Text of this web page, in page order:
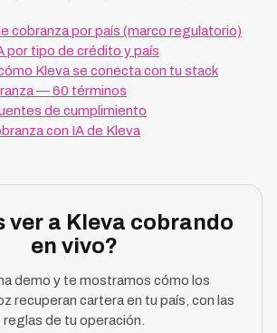
cobranza por país (marco regulatorio)
por tipo de crédito y país
Kleva se conecta con tu stack
— 60 términos
de cumplimiento
con IA de Kleva
ver a Kleva cobrando
en vivo?
demo y te mostramos cómo los
recuperan cartera en tu país, con las
reglas de tu operación.